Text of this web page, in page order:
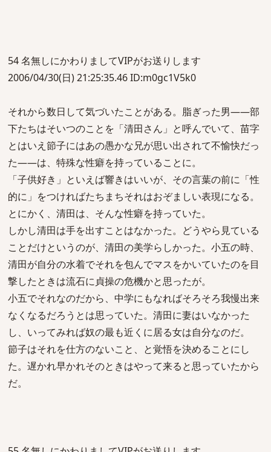
54 名無しにかわりましてVIPがお送りします
2006/04/30(日) 21:25:35.46 ID:m0gc1V5k0
それから数日して気づいたことがある。脂ぎった男――部
下たちはそいつのことを「清田さん」と呼んでいて、苗字
とはいえ節子にはあの愚かな兄が思い出されて不愉快だっ
た――は、特殊な性癖を持っていることに。
「子供好き」といえば響きはいいが、その言葉の前に「性
的に」をつければたちまちそれはおぞましい表現になる。
とにかく、清田は、そんな性癖を持っていた。
しかし清田は手を出すことはなかった。どうやら見ている
ことだけというのが、清田の美学らしかった。小五の時、
清田が自分の水着でそれを包んでマスをかいていたのを目
撃したときは流石に貞操の危機かと思ったが。
小五でそれなのだから、中学にもなればそろそろ我慢出来
なくなるだろうとは思っていた。清田に妻はいなかった
し、いってみれば奴の最も近くに居る女は自分なのだ。
節子はそれを仕方のないこと、と覚悟を決めることにし
た。遅かれ早かれそのときはやって来ると思っていたから
だ。